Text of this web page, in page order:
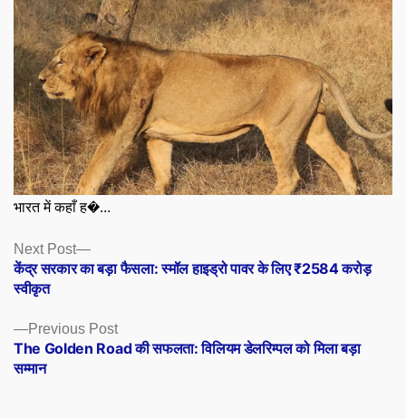
भारत में कहाँ ह�...
Posts
navigation
Previous PostPrevious
post:
The Golden Road की सफलता: विलियम डेलरिम्पल को मिला बड़ा
सम्मान
Next Post
Next
post:
केंद्र सरकार का बड़ा फैसला: स्मॉल हाइड्रो पावर के लिए ₹2584 करोड़
स्वीकृत